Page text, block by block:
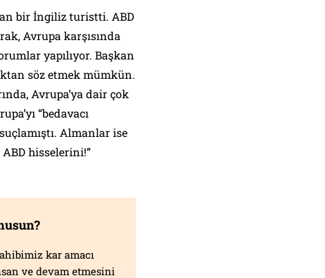
bir İngiliz turistti. ABD
Avrupa karşısında
yapılıyor. Başkan
söz etmek mümkün.
Avrupa’ya dair çok
“bedavacı
Almanlar ise
hisselerini!”
kar amacı
ve devam etmesini